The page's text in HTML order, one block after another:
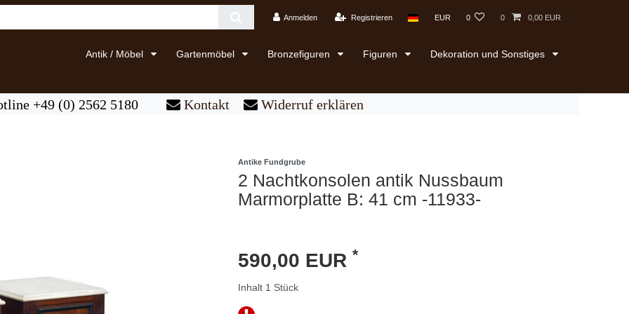
Anmelden Registrieren EUR 0 0 0,00 EUR
Antik / Möbel Gartenmöbel Bronzefiguren Figuren Dekoration und Sonstiges
+49 (0) 2562 5180 Kontakt Widerruf erklären
Antike Fundgrube
2 Nachtkonsolen antik Nussbaum
Marmorplatte B: 41 cm -11933-
590,00 EUR *
Inhalt 1 Stück